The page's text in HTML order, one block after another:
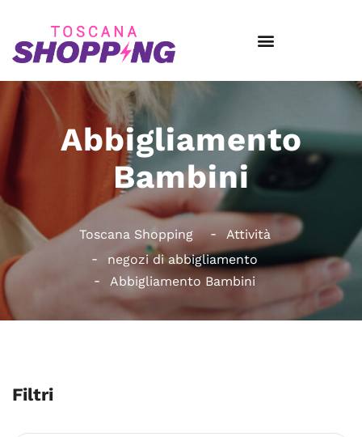
Abbigliamento
Bambini
Toscana Shopping
Attività
negozi di abbigliamento
Abbigliamento Bambini
Filtri